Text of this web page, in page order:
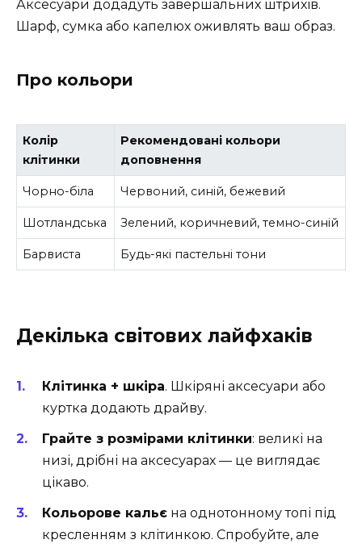
Аксесуари додадуть завершальних штрихів.
Шарф, сумка або капелюх оживлять ваш образ.
Про кольори
Колір
клітинки
Рекомендовані кольори
доповнення
Чорно-біла Червоний, синій, бежевий
Шотландська Зелений, коричневий, темно-синій
Барвиста Будь-які пастельні тони
Декілька світових лайфхаків
Клітинка + шкіра. Шкіряні аксесуари або
куртка додають драйву.
Грайте з розмірами клітинки: великі на
низі, дрібні на аксесуарах — це виглядає
цікаво.
Кольорове кальє на однотонному топі під
кресленням з клітинкою. Спробуйте, але